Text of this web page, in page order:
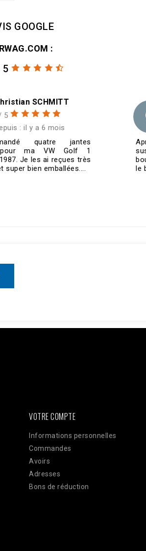
GOOGLE
:
5
SCHMITT
5
: il y a 6 mois
quatre jantes
pour ma VW Golf 1
Je les ai reçues très
super bien emballées....
le
VOTRE COMPTE
Informations personnelles
Commandes
Avoirs
Adresses
Bons de réduction